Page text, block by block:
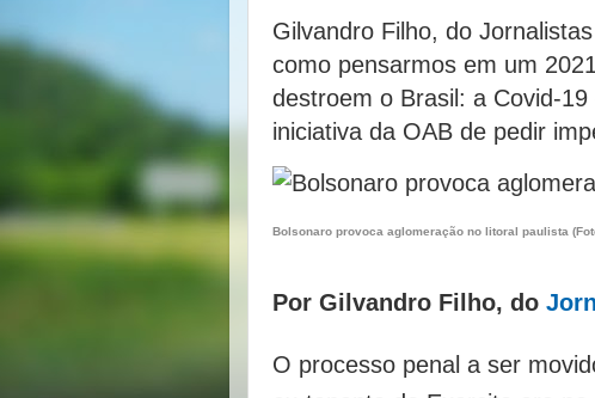
Gilvandro Filho, do
como pensarmos em um
destroem o Brasil: a Covid-
iniciativa da OAB de pedir
Bolsonaro provoca aglomeração no litoral paulista
Por Gilvandro Filho, do
O processo penal a ser